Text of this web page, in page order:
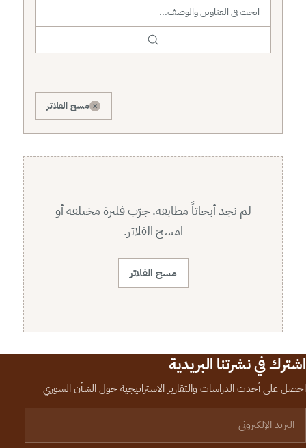
نطاق البحث
× مسح الفلاتر
لم نجد أبحاثاً مطابقة. جرّب فلترة مختلفة أو
امسح الفلاتر.
مسح الفلاتر
اشترك في نشرتنا البريدية
احصل على أحدث الدراسات والتقارير الاستراتيجية حول الشأن السوري